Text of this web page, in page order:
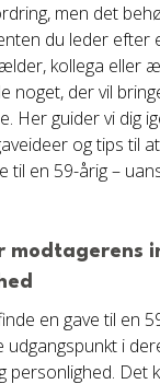
men det
du leder efter
kollega eller
noget, der vil
Her guider vi dig
og tips til
til en 59-årig –
modtagerens
en gave til en
udgangspunkt i
personlighed. Det